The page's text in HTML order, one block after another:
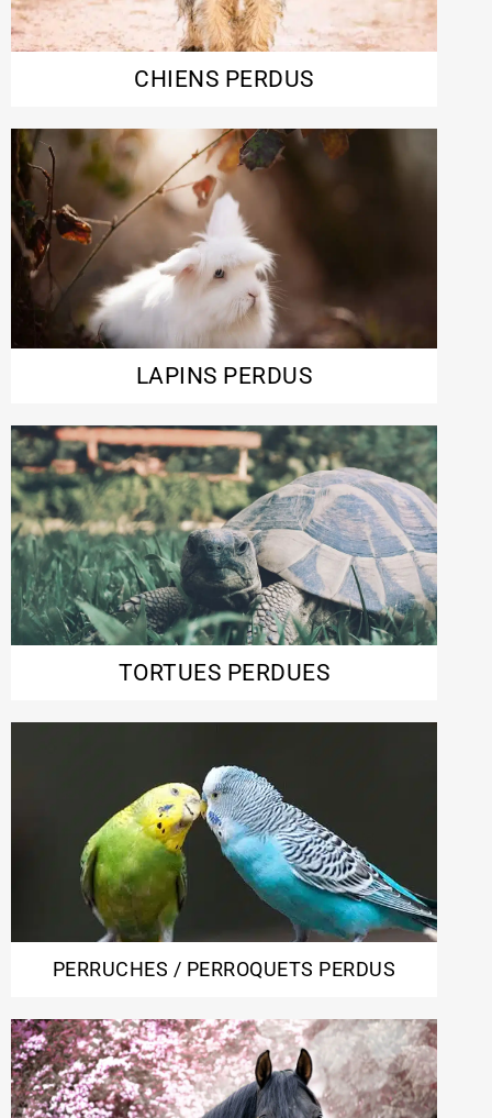
CHIENS PERDUS
LAPINS PERDUS
TORTUES PERDUES
PERRUCHES / PERROQUETS PERDUS